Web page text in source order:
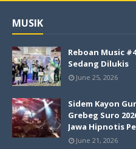
MUSIK
Reboan Music
Sedang Dilukis
June 25, 2026
Sidem Kayon
Grebeg Suro
Jawa Hipnotis
June 21, 2026